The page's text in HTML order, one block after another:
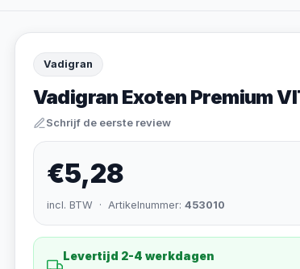
Vadigran
Vadigran Exoten Premium
Schrijf de eerste review
€5,28
incl. BTW · Artikelnummer: 453010
Levertijd 2-4 werkdagen